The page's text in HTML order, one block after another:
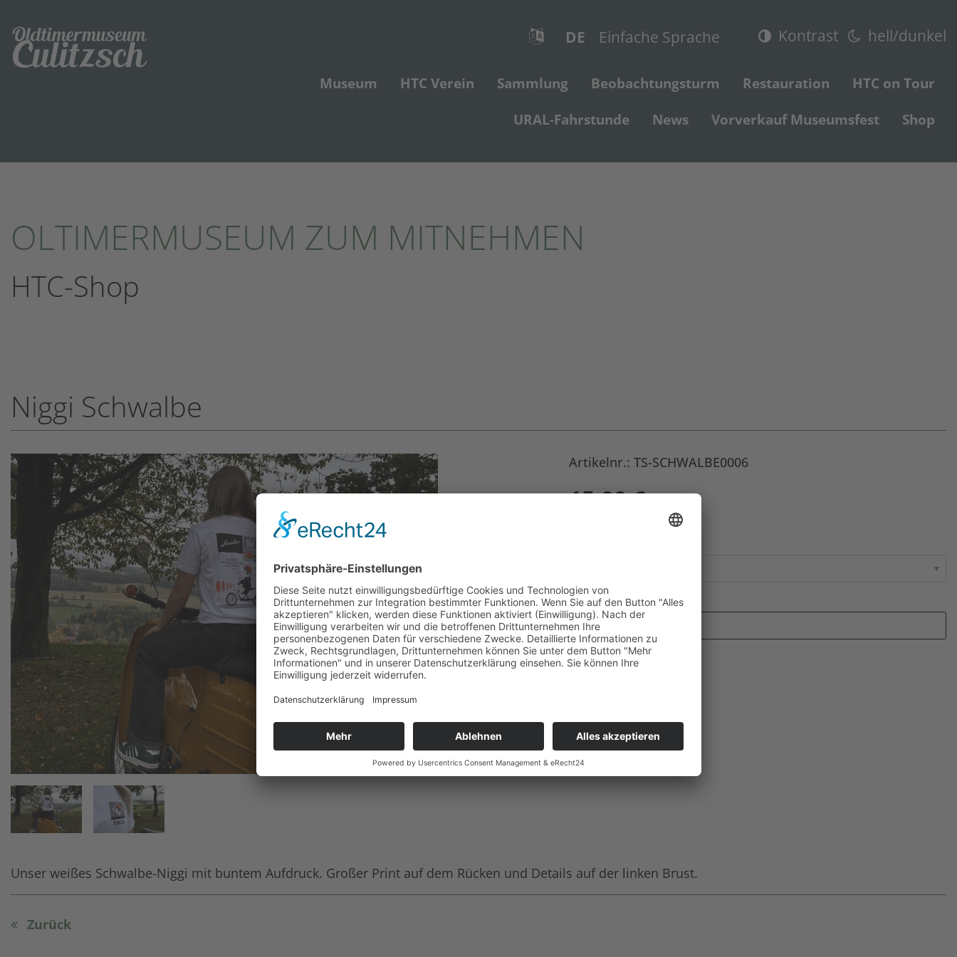
DE Einfache Sprache Kontrast hell/dunkel
Museum HTC Verein Sammlung Beobachtungsturm Restauration
HTC on Tour
URAL-Fahrstunde
News Vorverkauf Museumsfest Shop
OLTIMERMUSEUM ZUM MITNEHMEN
HTC-Shop
Niggi Schwalbe
Artikelnr.: TS-SCHWALBE0006
15,00€
Anzahl:
Unser weißes Schwalbe-Niggi mit buntem Aufdruck. Großer Print auf dem Rücken und Details auf der linken Brust.
Zurück